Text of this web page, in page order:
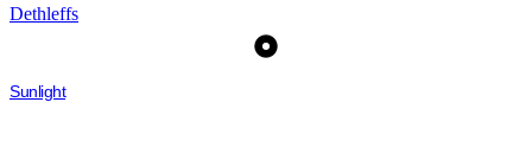
Dethleffs
Sunlight